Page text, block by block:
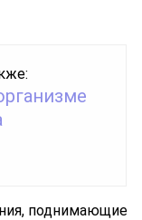
поднимающие